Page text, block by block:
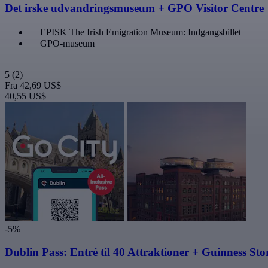
Det irske udvandringsmuseum + GPO Visitor Centre
EPISK The Irish Emigration Museum: Indgangsbillet
GPO-museum
5 (2)
Fra 42,69 US$
40,55 US$
-5%
Dublin Pass: Entré til 40 Attraktioner + Guinness